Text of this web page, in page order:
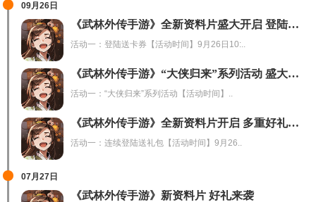
09月26日
《武林外传手游》全新资料片盛大开启 登陆即送多档卡券
活动一：登陆送卡券【活动时间】9月26日10:..
《武林外传手游》“大侠归来”系列活动 盛大开启
活动一：“大侠归来”系列活动【活动时间】..
《武林外传手游》全新资料片开启 多重好礼大放送
活动一：连续登陆送礼包【活动时间】9月26..
07月27日
《武林外传手游》新资料片 好礼来袭